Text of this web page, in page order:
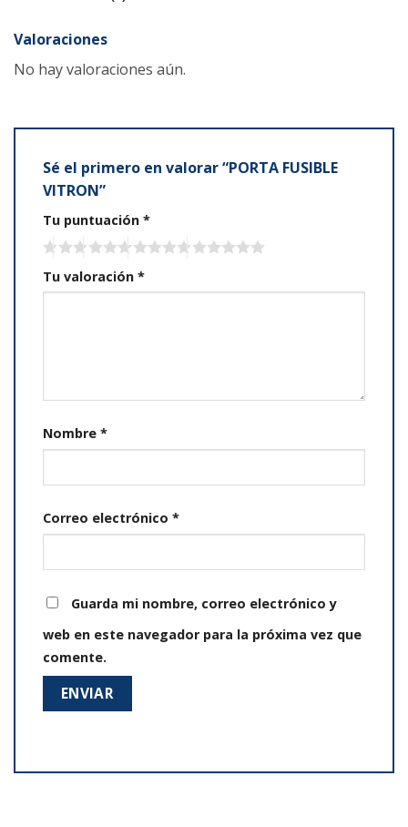
Valoraciones
No hay valoraciones aún.
Sé el primero en valorar “PORTA FUSIBLE
VITRON”
Tu puntuación *
Tu valoración *
Nombre *
Correo electrónico *
Guarda mi nombre, correo electrónico y
web en este navegador para la próxima vez que
comente.